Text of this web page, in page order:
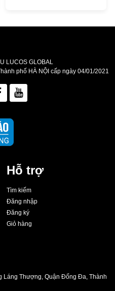
LUCOS GLOBAL
phố HÀ NỘI cấp ngày 04/01/2021
Hỗ trợ
Tìm kiếm
Đăng nhập
Đăng ký
Giỏ hàng
Láng Thượng, Quận Đống Đa, Thành